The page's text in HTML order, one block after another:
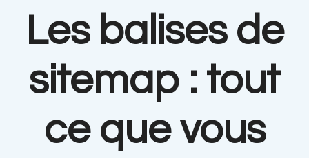
Les balises de
sitemap : tout
ce que vous